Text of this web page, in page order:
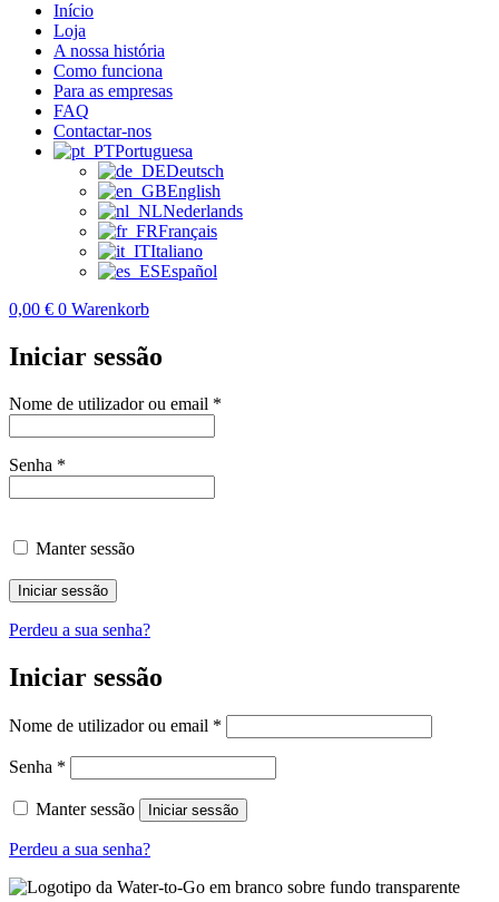
Início
Loja
A nossa história
Como funciona
Para as empresas
FAQ
Contactar-nos
Portuguesa
Deutsch
English
Nederlands
Français
Italiano
Español
0,00 € 0 Warenkorb
Iniciar sessão
Nome de utilizador ou email *
Senha *
Manter sessão
Iniciar sessão
Perdeu a sua senha?
Iniciar sessão
Nome de utilizador ou email *
Senha *
Manter sessão Iniciar sessão
Perdeu a sua senha?